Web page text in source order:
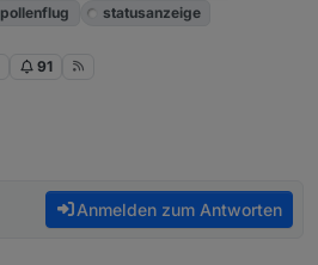
pollenflug
statusanzeige
91
Anmelden zum Antworten